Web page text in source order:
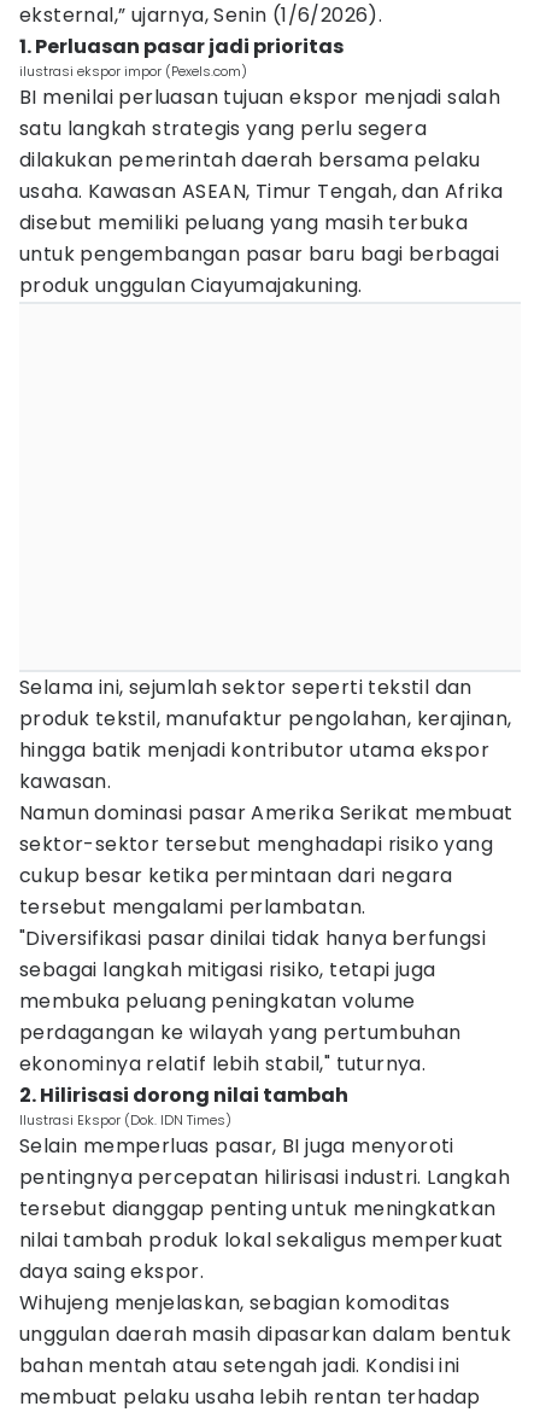
eksternal,” ujarnya, Senin (1/6/2026).
1. Perluasan pasar jadi prioritas
ilustrasi ekspor impor (Pexels.com)
BI menilai perluasan tujuan ekspor menjadi salah
satu langkah strategis yang perlu segera
dilakukan pemerintah daerah bersama pelaku
usaha. Kawasan ASEAN, Timur Tengah, dan Afrika
disebut memiliki peluang yang masih terbuka
untuk pengembangan pasar baru bagi berbagai
produk unggulan Ciayumajakuning.
Selama ini, sejumlah sektor seperti tekstil dan
produk tekstil, manufaktur pengolahan, kerajinan,
hingga batik menjadi kontributor utama ekspor
kawasan.
Namun dominasi pasar Amerika Serikat membuat
sektor-sektor tersebut menghadapi risiko yang
cukup besar ketika permintaan dari negara
tersebut mengalami perlambatan.
"Diversifikasi pasar dinilai tidak hanya berfungsi
sebagai langkah mitigasi risiko, tetapi juga
membuka peluang peningkatan volume
perdagangan ke wilayah yang pertumbuhan
ekonominya relatif lebih stabil," tuturnya.
2. Hilirisasi dorong nilai tambah
Ilustrasi Ekspor (Dok. IDN Times)
Selain memperluas pasar, BI juga menyoroti
pentingnya percepatan hilirisasi industri. Langkah
tersebut dianggap penting untuk meningkatkan
nilai tambah produk lokal sekaligus memperkuat
daya saing ekspor.
Wihujeng menjelaskan, sebagian komoditas
unggulan daerah masih dipasarkan dalam bentuk
bahan mentah atau setengah jadi. Kondisi ini
membuat pelaku usaha lebih rentan terhadap